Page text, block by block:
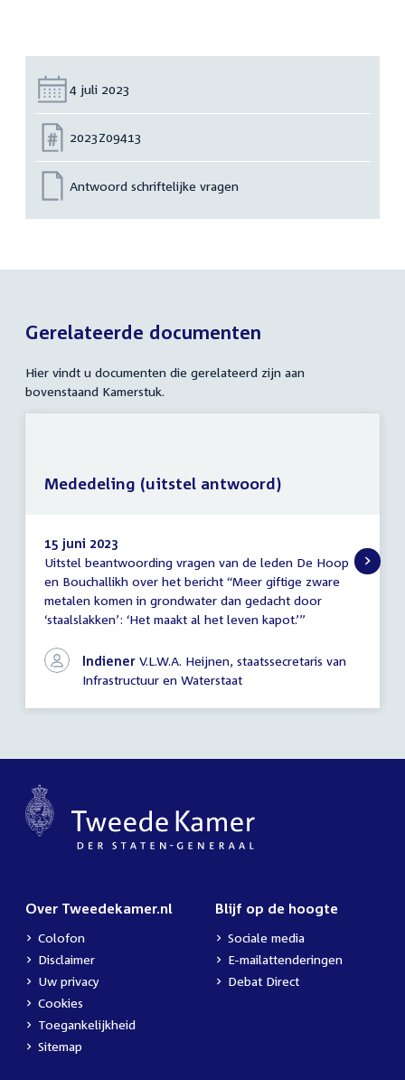
Datum:
4 juli 2023
Nummer:
2023Z09413
Antwoord schriftelijke vragen
Gerelateerde documenten
Hier vindt u documenten die gerelateerd zijn aan
bovenstaand Kamerstuk.
Mededeling
(uitstel
antwoord)
15 juni 2023
Uitstel beantwoording vragen van de leden De Hoop
en Bouchallikh over het bericht “Meer giftige zware
metalen komen in grondwater dan gedacht door
‘staalslakken’: ‘Het maakt al het leven kapot.’”
Indiener V.L.W.A. Heijnen, staatssecretaris van
Infrastructuur en Waterstaat
Mededeling (uitstel antwoord)
Over Tweedekamer.nl
Colofon
Disclaimer
Uw privacy
Cookies
Toegankelijkheid
Sitemap
Blijf op de hoogte
Sociale media
E-mailattenderingen
Debat Direct